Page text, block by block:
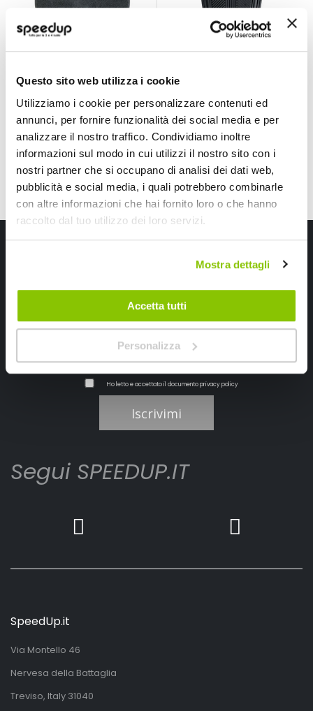
Questo sito web utilizza i cookie
Utilizziamo i cookie per personalizzare contenuti ed
annunci, per fornire funzionalità dei social media e per
analizzare il nostro traffico. Condividiamo inoltre
informazioni sul modo in cui utilizzi il nostro sito con i
nostri partner che si occupano di analisi dei dati web,
pubblicità e social media, i quali potrebbero combinarle
con altre informazioni che hai fornito loro o che hanno
raccolto dal tuo utilizzo dei loro servizi.
Mostra dettagli
Accetta tutti
Personalizza
Tappeti in
moquette
SIMONI RACING
Nero Universale
11,85 €
CONSEGNA IN
48H
Tappeti in gomma-
Pvc universale
SIMONI RACING
Gomma Nero Anteriore
Universale
11,85 €
CONSEGNA IN
48H
Mostra
Iscriviti alla newsletter Speedup
Ricevi subito uno sconto del 10% per il tuo primo acquisto online!
Ho letto e accettato il documentoprivacy policy
Iscrivimi
Segui SPEEDUP.IT
SpeedUp.it
Via Montello 46
Nervesa della Battaglia
Treviso, Italy 31040